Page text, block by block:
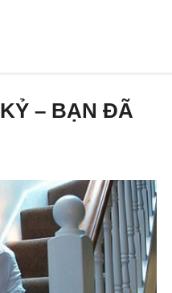
– BẠN ĐÃ